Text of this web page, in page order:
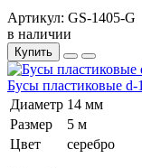
Артикул: GS-1405-G
в наличии
Купить
Бусы пластиковые d-
Диаметр 14 мм
Размер
5 м
Цвет
серебро